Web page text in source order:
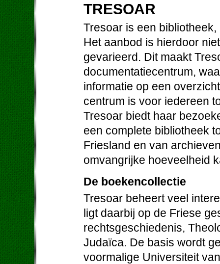
TRESOAR
Tresoar is een
Het aanbod is hierdoor
gevarieerd. Dit maakt
documentatiecentrum,
informatie op een
centrum is voor iedereen
Tresoar biedt haar
een complete bibliotheek
Friesland en van
omvangrijke hoeveelheid
De boekencollectie
Tresoar beheert veel
ligt daarbij op de Friese
rechtsgeschiedenis,
Judaïca. De basis wordt
voormalige Universiteit